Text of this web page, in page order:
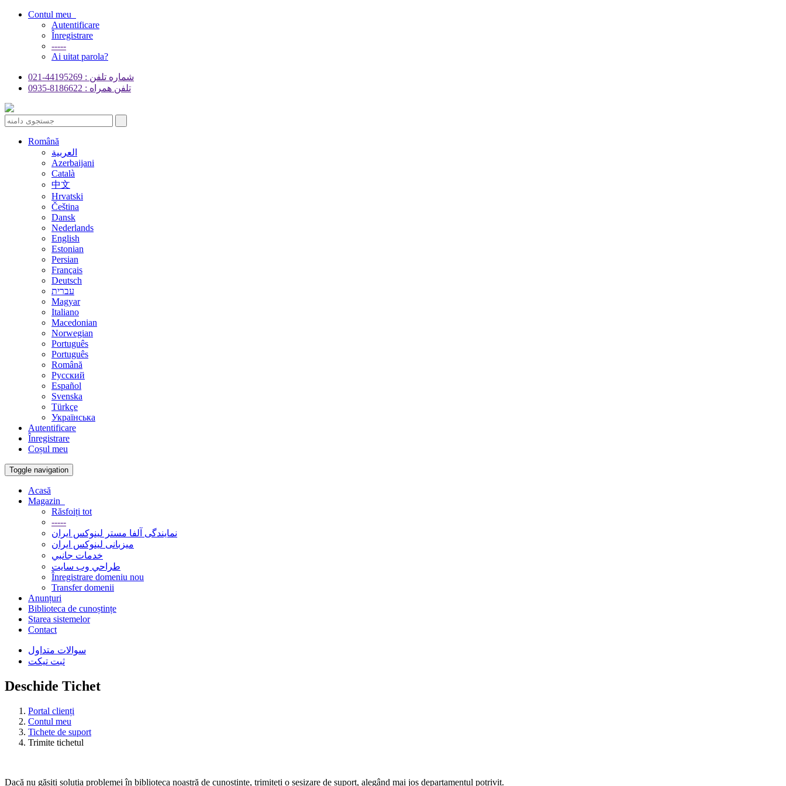
Contul meu
Autentificare
Înregistrare
-----
Ai uitat parola?
شماره تلفن : 44195269-021
تلفن همراه : 8186622-0935
Română
العربية
Azerbaijani
Català
中文
Hrvatski
Čeština
Dansk
Nederlands
English
Estonian
Persian
Français
Deutsch
עברית
Magyar
Italiano
Macedonian
Norwegian
Português
Português
Română
Русский
Español
Svenska
Türkçe
Українська
Autentificare
Înregistrare
Coșul meu
Toggle navigation
Acasă
Magazin
Răsfoiți tot
-----
نمایندگی آلفا مستر لینوکس ایران
میزبانی لینوکس ایران
خدمات جانبي
طراحي وب سايت
Înregistrare domeniu nou
Transfer domenii
Anunțuri
Biblioteca de cunoștințe
Starea sistemelor
Contact
سوالات متداول
ثبت تیکت
Deschide Tichet
Portal clienți
Contul meu
Tichete de suport
Trimite tichetul
Dacă nu găsiți soluția problemei în biblioteca noastră de cunoștințe, trimiteți o sesizare de suport, alegând mai jos departamentul potrivit.